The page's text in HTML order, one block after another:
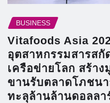
BUSINESS
Vitafoods Asia
อุตสาหกรรมสารสกั
เครือข่ายโลก สร้า
ขานรับตลาดโภชน
ทะลุล้านล้านดอลลา